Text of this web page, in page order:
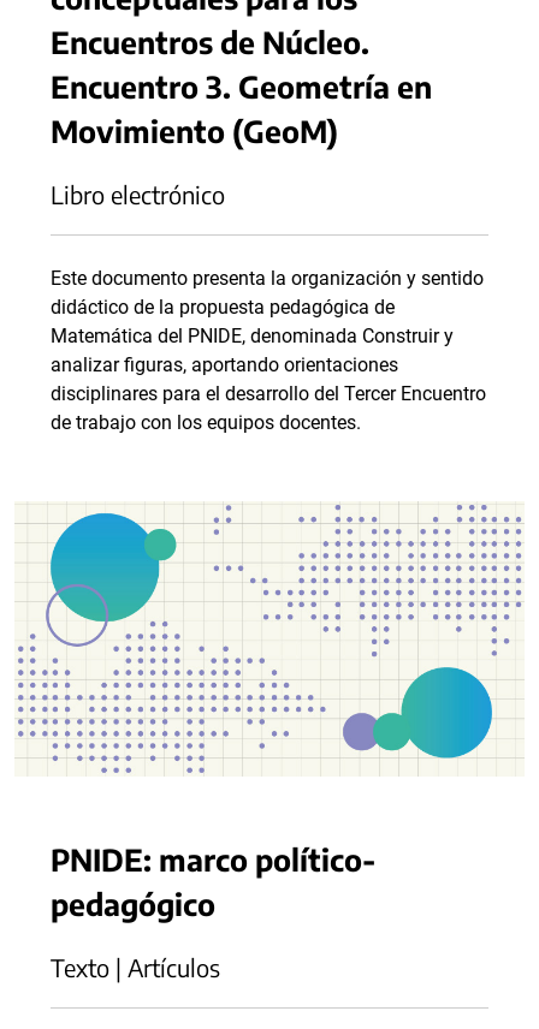
Encuentros de Núcleo.
Encuentro 3. Geometría en
Movimiento (GeoM)
Libro electrónico
Este documento presenta la organización y sentido
didáctico de la propuesta pedagógica de
Matemática del PNIDE, denominada Construir y
analizar figuras, aportando orientaciones
disciplinares para el desarrollo del Tercer Encuentro
de trabajo con los equipos docentes.
PNIDE: marco político-
pedagógico
Texto | Artículos